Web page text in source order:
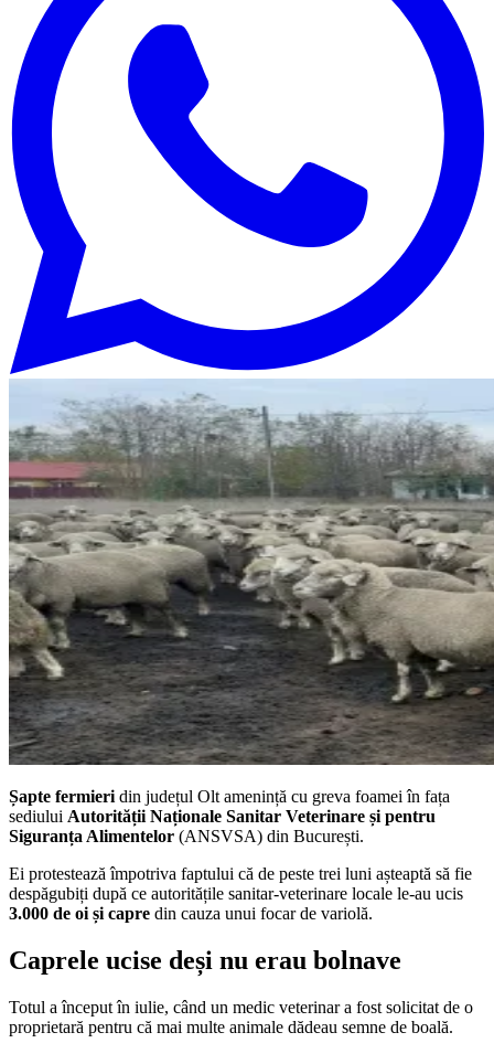
Șapte fermieri din județul Olt amenință cu greva foamei în fața
sediului Autorității Naționale Sanitar Veterinare și pentru
Siguranța Alimentelor (ANSVSA) din București.
Ei protestează împotriva faptului că de peste trei luni așteaptă să fie
despăgubiți după ce autoritățile sanitar-veterinare locale le-au ucis
3.000 de oi și capre din cauza unui focar de variolă.
Caprele ucise deși nu erau bolnave
Totul a început în iulie, când un medic veterinar a fost solicitat de o
proprietară pentru că mai multe animale dădeau semne de boală.